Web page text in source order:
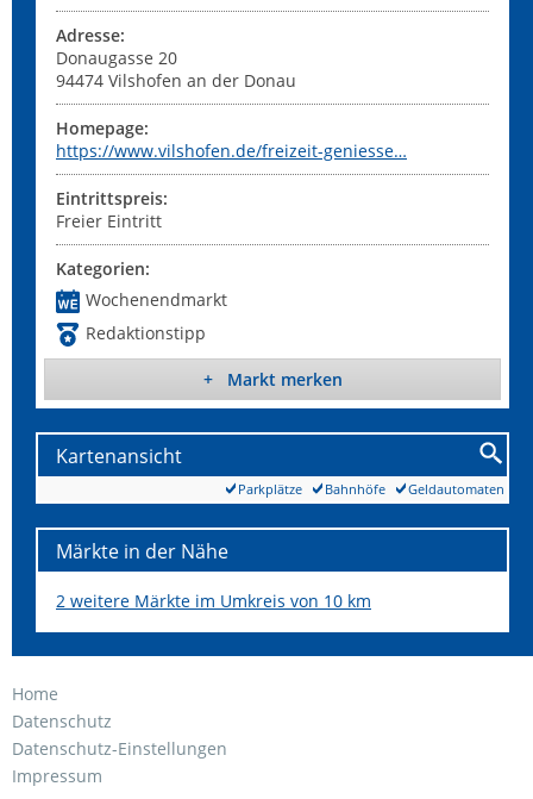
Adresse:
Donaugasse 20
94474 Vilshofen an der Donau
Homepage:
https://www.vilshofen.de/freizeit-geniesse…
Eintrittspreis:
Freier Eintritt
Kategorien:
Wochenendmarkt
Redaktionstipp
+ Markt merken
Kartenansicht
Geldautomaten
Bahnhöfe
Parkplätze
Märkte in der Nähe
2 weitere Märkte im Umkreis von 10 km
Home
Datenschutz
Datenschutz-Einstellungen
Impressum